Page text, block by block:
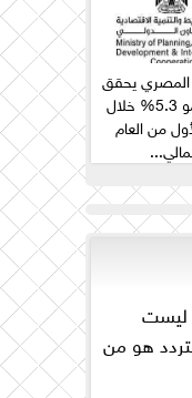
المصري يحقق
معدل نمو 5.3% خلال
من العام
ليست
هو من